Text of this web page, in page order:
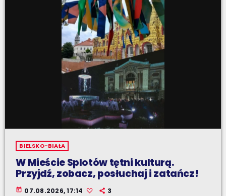
BIELSKO-BIAŁA
W Mieście Splotów tętni kulturą.
Przyjdź, zobacz, posłuchaj i zatańcz!
today 07.08.2026, 17:14 3